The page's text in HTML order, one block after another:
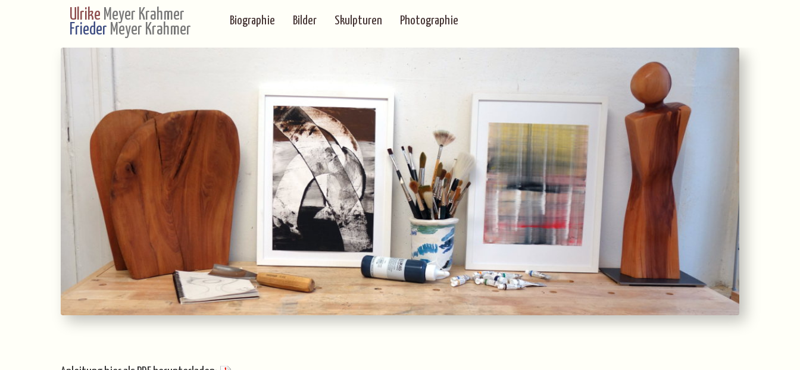
Ulrike Meyer Krahmer
Frieder Meyer Krahmer
Biographie Bilder Skulpturen Photographie